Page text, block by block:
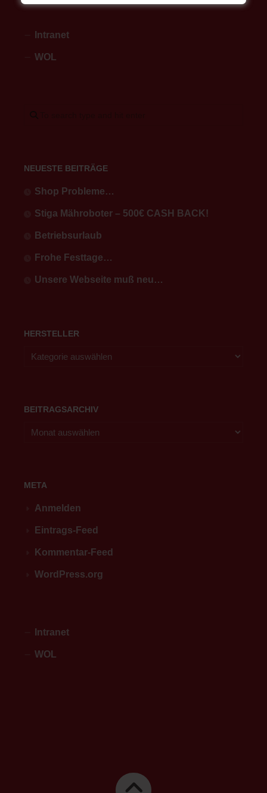
Intranet
WOL
NEUESTE BEITRÄGE
Shop Probleme…
Stiga Mähroboter – 500€ CASH BACK!
Betriebsurlaub
Frohe Festtage…
Unsere Webseite muß neu…
HERSTELLER
BEITRAGSARCHIV
META
Anmelden
Eintrags-Feed
Kommentar-Feed
WordPress.org
Intranet
WOL